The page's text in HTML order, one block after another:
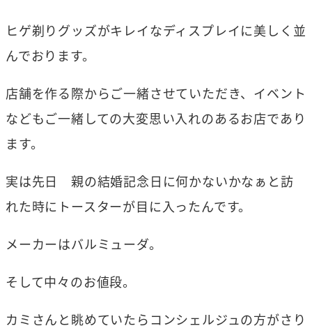
ヒゲ剃りグッズがキレイなディスプレイに美しく並
んでおります。
店舗を作る際からご一緒させていただき、イベント
などもご一緒しての大変思い入れのあるお店であり
ます。
実は先日 親の結婚記念日に何かないかなぁと訪
れた時にトースターが目に入ったんです。
メーカーはバルミューダ。
そして中々のお値段。
カミさんと眺めていたらコンシェルジュの方がさり